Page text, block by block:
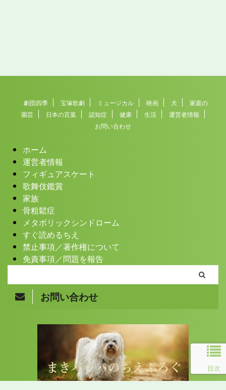
目次
劇団四季 宝塚歌劇 ミュージカル 映画 犬
家庭の
園芸
日本の言葉 認知症 健康 生活
運営者情報
お問い合わせ
ホーム
運営者情報
フィギュアスケート
歌舞伎鑑賞
家族
骨粗鬆症
メタボリックシンドローム
すぐ読めるちえ
禁止事項／著作権について
免責事項／問題を報告
お問い合わせ
Copyright© まきバッパのちえぶろぐ , 2026 All Rights
Reserved.